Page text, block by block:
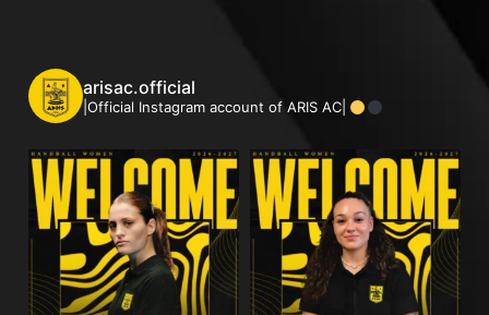
arisac.official
|Official Instagram account of ARIS AC|